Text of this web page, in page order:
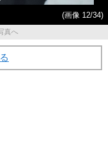
(画像 12/34)
真へ